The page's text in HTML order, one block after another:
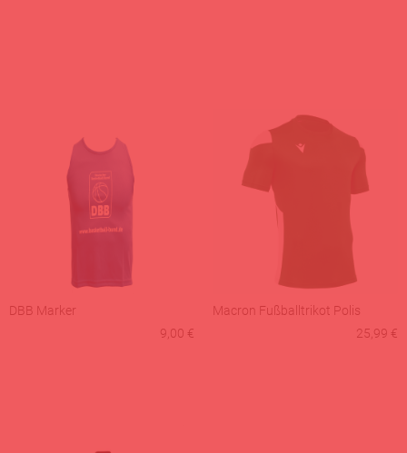
DBB Marker
9,00 €
Macron Fußballtrikot Polis
25,99 €